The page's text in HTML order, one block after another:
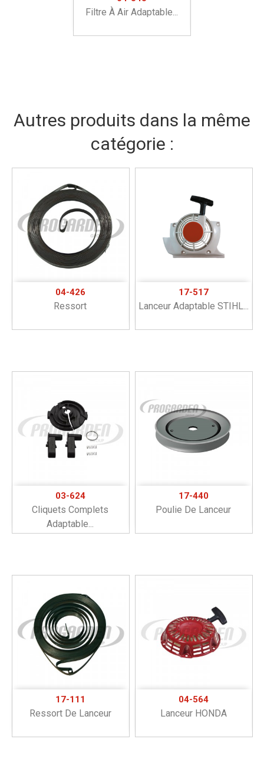
Filtre À Air Adaptable...
Autres produits dans la même
catégorie :
04-426
Ressort
17-517
Lanceur Adaptable STIHL...
03-624
Cliquets Complets
Adaptable...
17-440
Poulie De Lanceur
17-111
Ressort De Lanceur
04-564
Lanceur HONDA